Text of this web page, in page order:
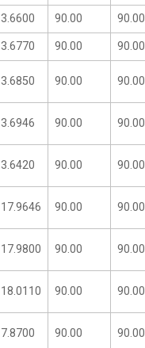
3.6600 90.00 90.00
3.6770 90.00 90.00
3.6850 90.00 90.00
3.6946 90.00 90.00
3.6420 90.00 90.00
17.9646 90.00 90.00
17.9800 90.00 90.00
18.0110 90.00 90.00
7.8700 90.00 90.00